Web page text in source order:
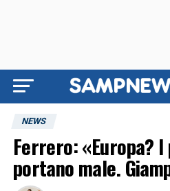
NEWS
Ferrero: «Europa?
portano male.